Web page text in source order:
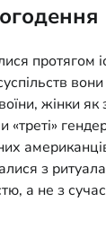
протягом
жінки як
з
а не з